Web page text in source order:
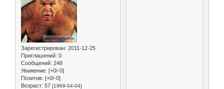
Зарегистрирован: 2011-12-25
Приглашений: 0
Сообщений: 248
Уважение: [+0/-0]
Позитив: [+0/-0]
Возраст: 57 [1969-04-04]